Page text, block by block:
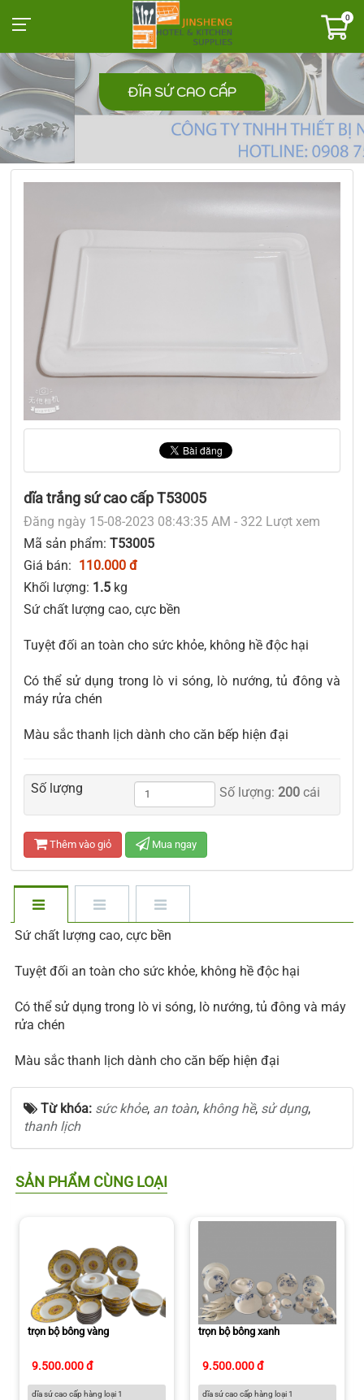
0
ĐĨA SỨ CAO CẤP
dĩa trắng sứ cao cấp T53005
Đăng ngày 15-08-2023 08:43:35 AM - 322 Lượt xem
Mã sản phẩm: T53005
Giá bán: 110.000 đ
Khối lượng: 1.5 kg
Sứ chất lượng cao, cực bền
Tuyệt đối an toàn cho sức khỏe, không hề độc hại
Có thể sử dụng trong lò vi sóng, lò nướng, tủ đông và
máy rửa chén
Màu sắc thanh lịch dành cho căn bếp hiện đại
Số lượng Số lượng:200 cái
Thêm vào giỏ Mua ngay
Sứ chất lượng cao, cực bền
Tuyệt đối an toàn cho sức khỏe, không hề độc hại
Có thể sử dụng trong lò vi sóng, lò nướng, tủ đông và máy
rửa chén
Màu sắc thanh lịch dành cho căn bếp hiện đại
Từ khóa: sức khỏe, an toàn, không hề, sử dụng,
thanh lịch
SẢN PHẨM CÙNG LOẠI
trọn bộ bông vàng
9.500.000 đ
dĩa sứ cao cấp hàng loại 1
trọn bộ bông xanh
9.500.000 đ
dĩa sứ cao cấp hàng loại 1